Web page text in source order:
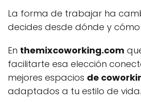
La forma de trabajar ha
decides desde dónde y
En themixcoworking.com
facilitarte esa elección
mejores espacios de
adaptados a tu estilo de vida.